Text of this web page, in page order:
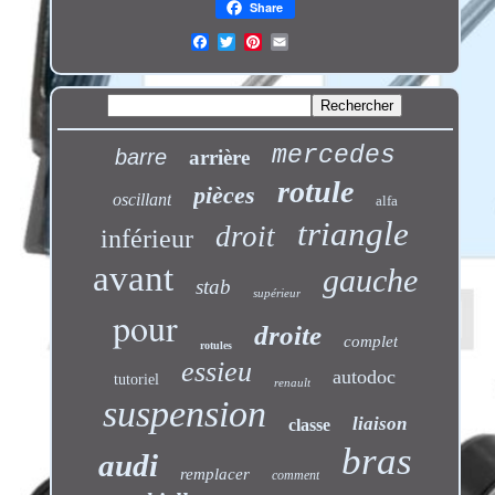
Share
barre arrière mercedes
oscillant pièces rotule alfa
inférieur droit triangle
avant stab supérieur gauche
pour rotules droite complet
tutoriel essieu renault autodoc
suspension classe liaison
audi remplacer comment bras